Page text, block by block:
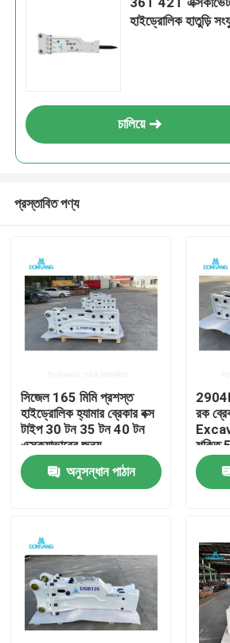
বাড়ি
পণ্য
হাইড্রোলিক হাতুড়ি
চালিয়ে
প্রস্তাবিত পণ্য
সিজেল 165 মিমি প্রশস্ত
হাইড্রোলিক হ্যামার ব্রেকার বক্স
টাইপ 30 টন 35 টন 40 টন
এক্সক্যাভারের জন্য
অনুসন্ধান পাঠান
রক
শক্তি